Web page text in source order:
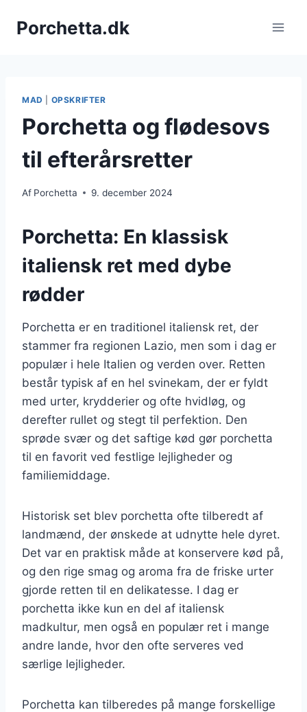
Porchetta.dk
MAD OPSKRIFTER
Porchetta og flødesovs
til efterårsretter
Af Porchetta 9. december 2024
Porchetta: En klassisk
italiensk ret med dybe
rødder
Porchetta er en traditionel italiensk ret, der
stammer fra regionen Lazio, men som i dag er
populær i hele Italien og verden over. Retten
består typisk af en hel svinekam, der er fyldt
med urter, krydderier og ofte hvidløg, og
derefter rullet og stegt til perfektion. Den
sprøde svær og det saftige kød gør porchetta
til en favorit ved festlige lejligheder og
familiemiddage.
Historisk set blev porchetta ofte tilberedt af
landmænd, der ønskede at udnytte hele dyret.
Det var en praktisk måde at konservere kød på,
og den rige smag og aroma fra de friske urter
gjorde retten til en delikatesse. I dag er
porchetta ikke kun en del af italiensk
madkultur, men også en populær ret i mange
andre lande, hvor den ofte serveres ved
særlige lejligheder.
Porchetta kan tilberedes på mange forskellige